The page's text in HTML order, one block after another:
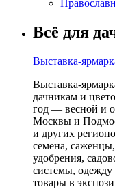
Всё для
Выставка-
Выставка-
дачникам и
год — весной и
Москвы и
и других
семена,
удобрения,
системы, одежду
товары в